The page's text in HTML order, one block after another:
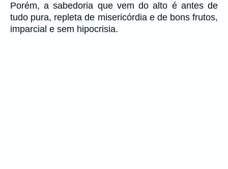
Porém, a sabedoria que vem do alto é antes de
tudo pura, repleta de misericórdia e de bons frutos,
imparcial e sem hipocrisia.